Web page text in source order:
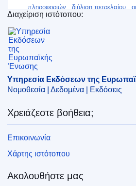
πληροφοριών
διύλιση πετρελαίου
συγκέντρωση,φυσικό αέριο
CELEX : C2011/209/07
Υπηρεσία Εκδόσεων της
Διαχείριση ιστότοπου:
Υπηρεσία Εκδόσεων της
Νομοθεσία | Δεδομένα | Εκδόσεις
Χρειάζεστε βοήθεια;
Επικοινωνία
Χάρτης ιστότοπου
Ακολουθήστε μας